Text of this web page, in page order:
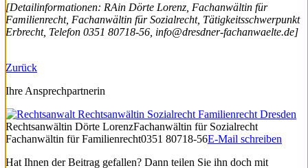
[Detailinformationen: RAin Dörte Lorenz, Fachanwältin für
Familienrecht, Fachanwältin für Sozialrecht, Tätigkeitsschwerpunkt
Erbrecht, Telefon 0351 80718-56, info@dresdner-fachanwaelte.de]
Zurück
Ihre Ansprechpartnerin
Rechtsanwältin Dörte LorenzFachanwältin für Sozialrecht
Fachanwältin für Familienrecht0351 80718-56E-Mail schreiben
Hat Ihnen der Beitrag gefallen? Dann teilen Sie ihn doch mit